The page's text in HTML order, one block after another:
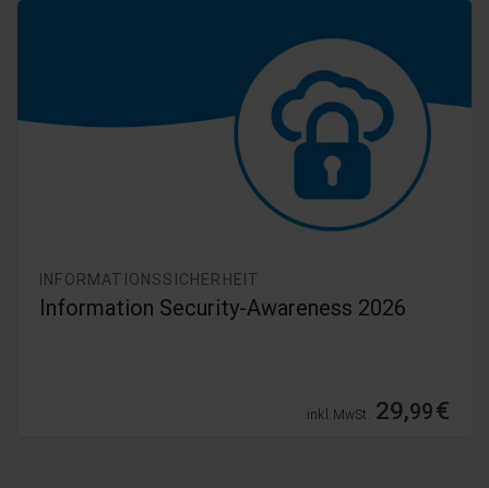
INFORMATIONSSICHERHEIT
Information Security-Awareness 2026
inkl. MwSt. 29,99€